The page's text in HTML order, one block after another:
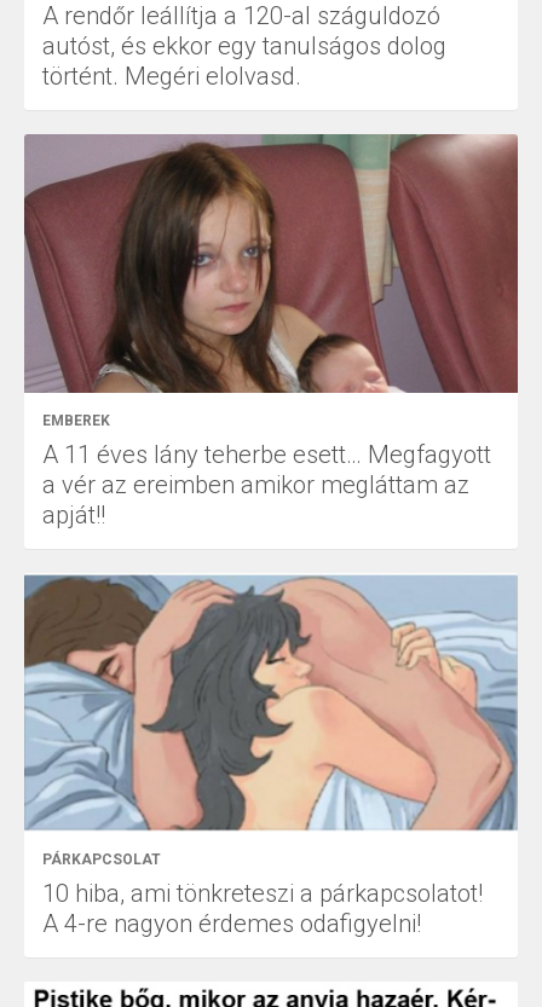
A rendőr leállítja a 120-al száguldozó
autóst, és ekkor egy tanulságos dolog
történt. Megéri elolvasd.
EMBEREK
A 11 éves lány teherbe esett… Megfagyott
a vér az ereimben amikor megláttam az
apját!!
PÁRKAPCSOLAT
10 hiba, ami tönkreteszi a párkapcsolatot!
A 4-re nagyon érdemes odafigyelni!